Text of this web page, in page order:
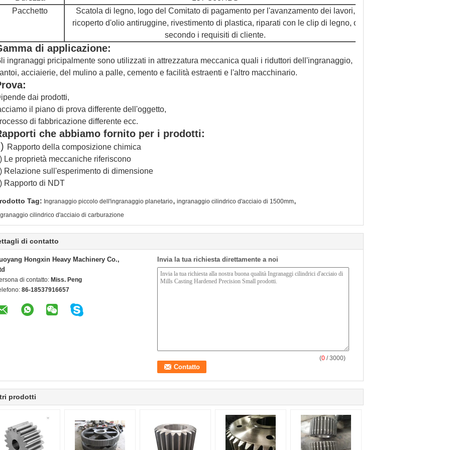
Pacchetto
Scatola di legno, logo del Comitato di pagamento per l'avanzamento dei lavori,
ricoperto d'olio antiruggine, rivestimento di plastica, riparati con le clip di legno, o
secondo i requisiti di cliente.
di applicazione:
ingranaggi pricipalmente sono utilizzati in attrezzatura meccanica quali i riduttori dell'ingranaggio,
acciaierie, del mulino a palle, cemento e facilità estraenti e l'altro macchinario.
dai prodotti,
il piano di prova differente dell'oggetto,
di fabbricazione differente ecc.
che abbiamo fornito per i prodotti:
Rapporto della composizione chimica
Le proprietà meccaniche riferiscono
Relazione sull'esperimento di dimensione
Rapporto di NDT
Tag: Ingranaggio piccolo dell'ingranaggio planetario, ingranaggio cilindrico d'acciaio di 1500mm,
cilindrico d'acciaio di carburazione
di contatto
Hongxin Heavy Machinery Co.,
di contatto: Miss. Peng
86-18537916657
Invia la tua richiesta direttamente a noi
(0 / 3000)
prodotti